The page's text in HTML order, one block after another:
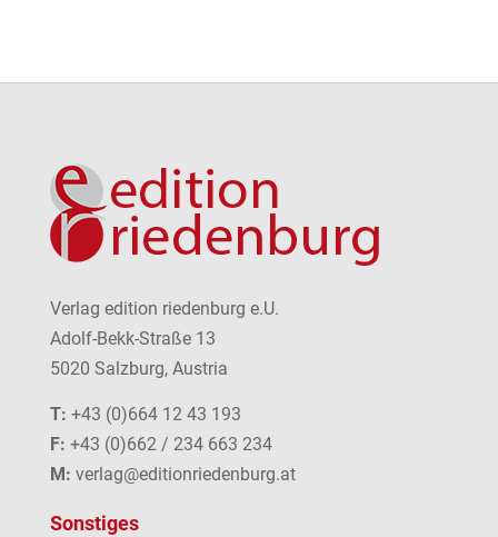
Verlag edition riedenburg e.U.
Adolf-Bekk-Straße 13
5020 Salzburg, Austria
T: +43 (0)664 12 43 193
F: +43 (0)662 / 234 663 234
M: verlag@editionriedenburg.at
Sonstiges